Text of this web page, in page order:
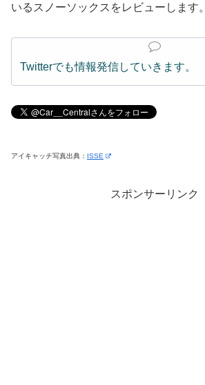
いるスノーソックスをレビューします。
Twitterでも情報発信していきます。
アイキャッチ写真出典： ISSE
スポンサーリンク